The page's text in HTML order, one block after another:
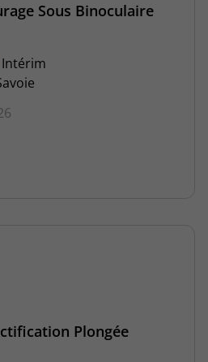
Sous Binoculaire
Intérim
Plongée